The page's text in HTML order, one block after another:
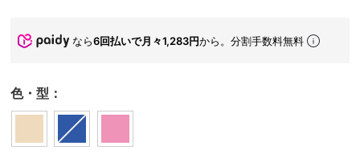
なら6回払いで月々1,283円から。分割手数料無料
色・型：